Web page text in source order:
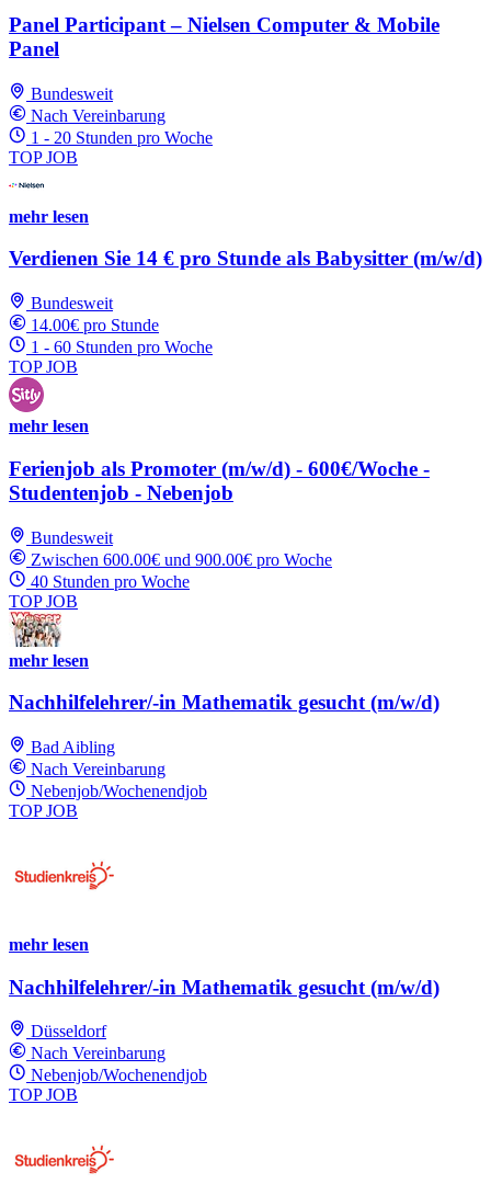
Panel Participant – Nielsen Computer & Mobile
Panel
Bundesweit
Nach Vereinbarung
1 - 20 Stunden pro Woche
TOP JOB
mehr lesen
Verdienen Sie 14 € pro Stunde als Babysitter (m/w/d)
Bundesweit
14.00€ pro Stunde
1 - 60 Stunden pro Woche
TOP JOB
mehr lesen
Ferienjob als Promoter (m/w/d) - 600€/Woche -
Studentenjob - Nebenjob
Bundesweit
Zwischen 600.00€ und 900.00€ pro Woche
40 Stunden pro Woche
TOP JOB
mehr lesen
Nachhilfelehrer/-in Mathematik gesucht (m/w/d)
Bad Aibling
Nach Vereinbarung
Nebenjob/Wochenendjob
TOP JOB
mehr lesen
Nachhilfelehrer/-in Mathematik gesucht (m/w/d)
Düsseldorf
Nach Vereinbarung
Nebenjob/Wochenendjob
TOP JOB